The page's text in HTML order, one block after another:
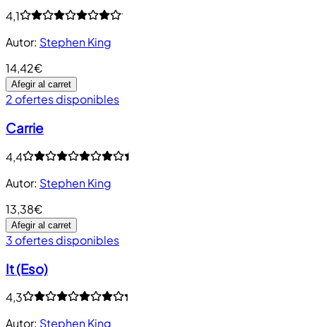
4,1
Autor: Stephen King
14,42€
Afegir al carret
2 ofertes disponibles
Carrie
4,4
Autor: Stephen King
13,38€
Afegir al carret
3 ofertes disponibles
It (Eso)
4,3
Autor: Stephen King